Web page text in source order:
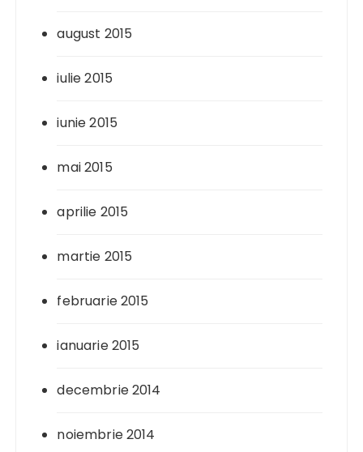
august 2015
iulie 2015
iunie 2015
mai 2015
aprilie 2015
martie 2015
februarie 2015
ianuarie 2015
decembrie 2014
noiembrie 2014